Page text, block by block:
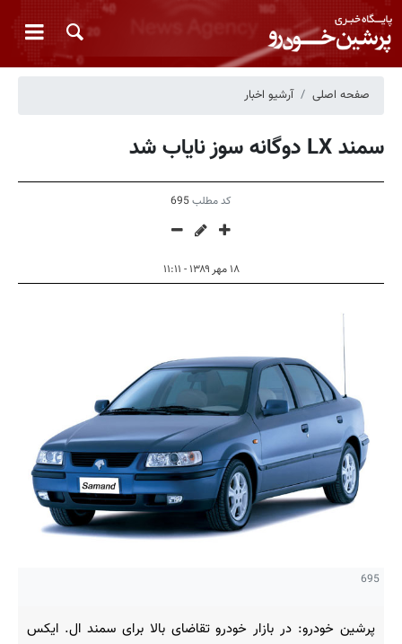
صفحه اصلی آرشیو اخبار
سمند LX دوگانه سوز نایاب شد
کد مطلب695
۱۸ مهر ۱۳۸۹ - ۱۱:۱۱
695
پرشین خودرو: در بازار خودرو تقاضای بالا برای سمند ال. ایکس